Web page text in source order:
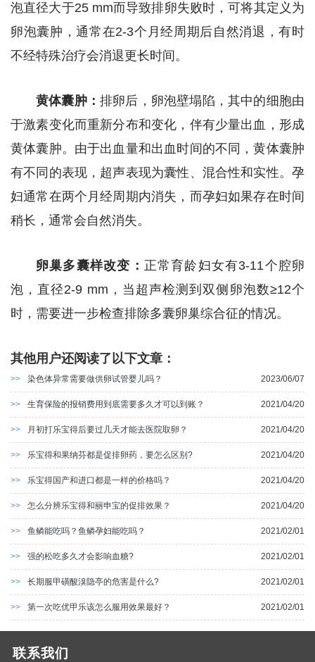
泡直径大于25 mm而导致排卵失败时，可将其定义为
卵泡囊肿，通常在2-3个月经周期后自然消退，有时
不经特殊治疗会消退更长时间。
黄体囊肿： 排卵后，卵泡壁塌陷，其中的细胞由
于激素变化而重新分布和变化，伴有少量出血，形成
黄体囊肿。由于出血量和出血时间的不同，黄体囊肿
有不同的表现，超声表现为囊性、混合性和实性。孕
妇通常在两个月经周期内消失，而孕妇如果存在时间
稍长，通常会自然消失。
卵巢多囊样改变： 正常育龄妇女有3-11个腔卵
泡，直径2-9 mm，当超声检测到双侧卵泡数≥12个
时，需要进一步检查排除多囊卵巢综合征的情况。
其他用户还阅读了以下文章：
>> 染色体异常需要做供卵试管婴儿吗？ 2023/06/07
>> 生育保险的报销费用到底需要多久才可以到账？ 2021/04/20
>> 月初打乐宝得后要过几天才能去医院取卵？ 2021/04/20
>> 乐宝得和果纳芬都是促排卵药，要怎么区别? 2021/04/20
>> 乐宝得国产和进口都是一样的价格吗？ 2021/04/20
>> 怎么分辨乐宝得和丽申宝的促排效果？ 2021/04/20
>> 鱼鳞能吃吗？鱼鳞孕妇能吃吗？ 2021/02/01
>> 强的松吃多久才会影响血糖? 2021/02/01
>> 长期服甲磺酸溴隐亭的危害是什么? 2021/02/01
>> 第一次吃优甲乐该怎么服用效果最好？ 2021/02/01
联系我们